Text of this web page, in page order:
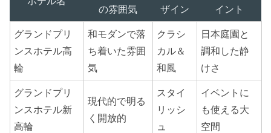
の雰囲気
ザイン
イント
グランドプリ
ンスホテル高
輪
和モダンで落
ち着いた雰囲
気
クラシ
カル＆
和風
日本庭園と
調和した静
けさ
グランドプリ
ンスホテル新
高輪
現代的で明る
く開放的
スタイ
リッシ
ュ
イベントに
も使える大
空間